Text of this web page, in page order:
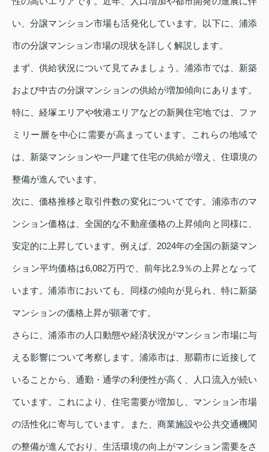
い、分譲マンション市場も活発化しています。以下に、浦添
市の分譲マンション市場の現状を詳しく解説します。
まず、供給状況について見てみましょう。浦添市では、新築
および中古の分譲マンションの供給が増加傾向にあります。
特に、経塚エリアや牧港エリアなどの新興住宅地では、ファ
ミリー層を中心に需要が高まっています。これらの地域で
は、新築マンションや一戸建て住宅の供給が増え、住環境の
整備が進んでいます。
次に、価格推移と取引件数の変化についてです。浦添市のマ
ンション価格は、全国的な不動産価格の上昇傾向と同様に、
安定的に上昇しています。例えば、2024年の全国の新築マン
ション平均価格は6,082万円で、前年比2.9％の上昇となって
います。浦添市においても、同様の傾向が見られ、特に新築
マンションの価格上昇が顕著です。
さらに、浦添市の人口動態や経済状況がマンション市場に与
える影響について考察します。浦添市は、那覇市に近接して
いることから、通勤・通学の利便性が高く、人口流入が続い
ています。これにより、住宅需要が増加し、マンション市場
の活性化に寄与しています。また、商業施設や公共交通機関
の整備が進んでおり、生活環境の向上がマンション需要をさ